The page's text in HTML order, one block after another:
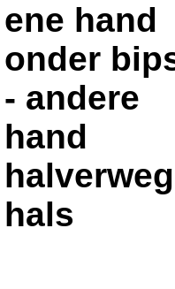
ene hand
onder
- andere
hand
hals